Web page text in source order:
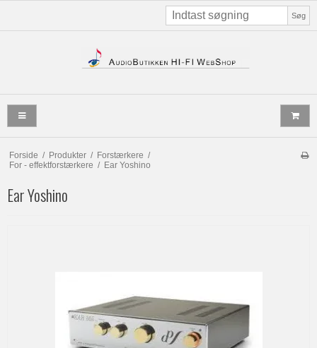
Søg
Forside / Produkter / Forstærkere /
For - effektforstærkere / Ear Yoshino
Ear Yoshino